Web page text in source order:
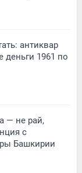
антиквар
деньги 1961 по
— не рай,
с
Башкирии